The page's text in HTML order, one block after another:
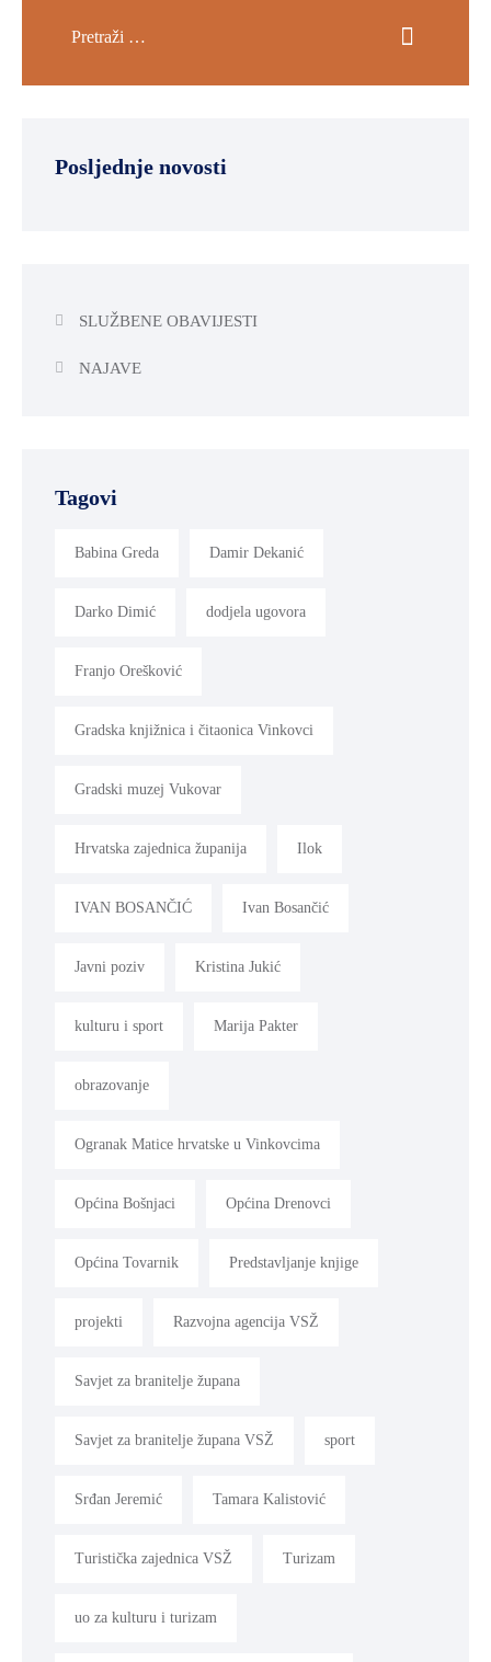
Posljednje novosti
SLUŽBENE OBAVIJESTI
NAJAVE
Tagovi
Babina Greda Damir Dekanić
Darko Dimić dodjela ugovora
Franjo Orešković
Gradska knjižnica i čitaonica Vinkovci
Gradski muzej Vukovar
Hrvatska zajednica županija Ilok
IVAN BOSANČIĆ Ivan Bosančić
Javni poziv Kristina Jukić
kulturu i sport Marija Pakter
obrazovanje
Ogranak Matice hrvatske u Vinkovcima
Općina Bošnjaci Općina Drenovci
Općina Tovarnik Predstavljanje knjige
projekti Razvojna agencija VSŽ
Savjet za branitelje župana
Savjet za branitelje župana VSŽ sport
Srđan Jeremić Tamara Kalistović
Turistička zajednica VSŽ Turizam
uo za kulturu i turizam